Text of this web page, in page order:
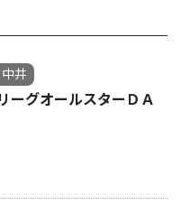
井
グオールスターＤＡ